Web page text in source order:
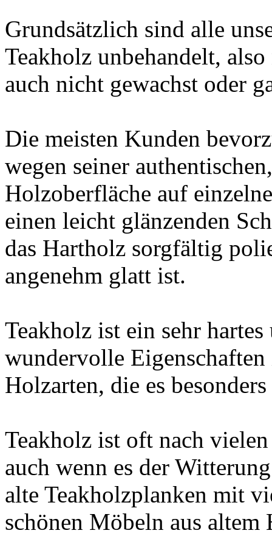
Grundsätzlich sind alle
Teakholz unbehandelt,
auch nicht gewachst oder
Die meisten Kunden
wegen seiner
Holzoberfläche auf
einen leicht glänzenden
das Hartholz sorgfältig
angenehm glatt ist.
Teakholz ist ein sehr
wundervolle
Holzarten, die es
Teakholz ist oft nach
auch wenn es der
alte Teakholzplanken mit
schönen Möbeln aus